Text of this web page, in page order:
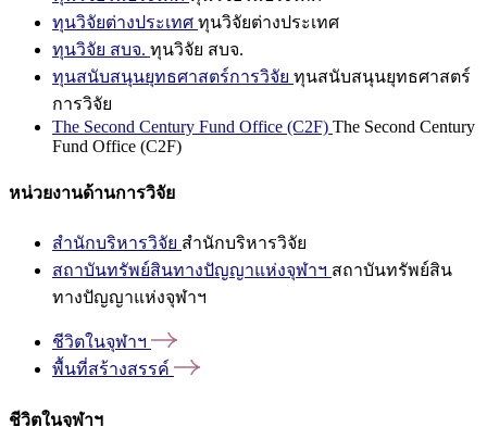
ทุนวิจัยต่างประเทศ ทุนวิจัยต่างประเทศ
ทุนวิจัย สบจ. ทุนวิจัย สบจ.
ทุนสนับสนุนยุทธศาสตร์การวิจัย ทุนสนับสนุนยุทธศาสตร์
การวิจัย
The Second Century Fund Office (C2F) The Second Century
Fund Office (C2F)
หน่วยงานด้านการวิจัย
สำนักบริหารวิจัย สำนักบริหารวิจัย
สถาบันทรัพย์สินทางปัญญาแห่งจุฬาฯ สถาบันทรัพย์สิน
ทางปัญญาแห่งจุฬาฯ
ชีวิตในจุฬาฯ
พื้นที่สร้างสรรค์
ชีวิตในจุฬาฯ